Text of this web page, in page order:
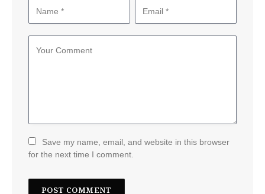
Save my name, email, and website in this browser
for the next time I comment.